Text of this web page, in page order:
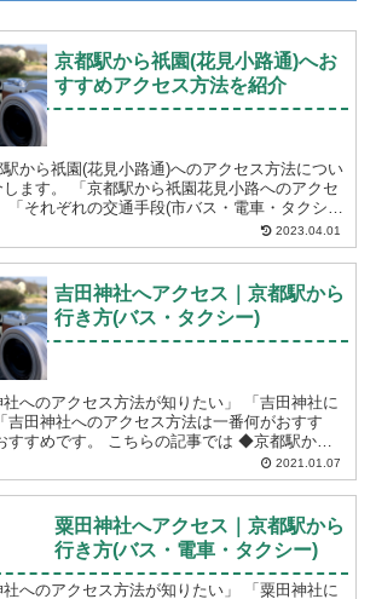
京都駅から祇園(花見小路通)へお
すすめアクセス方法を紹介
から祇園(花見小路通)へのアクセス方法につい
ます。 「京都駅から祇園花見小路へのアクセ
「それぞれの交通手段(市バス・電車・タクシ
2023.04.01
吉田神社へアクセス｜京都駅から
行き方(バス・タクシー)
社へのアクセス方法が知りたい」 「吉田神社に
吉田神社へのアクセス方法は一番何がおすす
の記事では ◆京都駅から
2021.01.07
粟田神社へアクセス｜京都駅から
行き方(バス・電車・タクシー)
社へのアクセス方法が知りたい」 「粟田神社に